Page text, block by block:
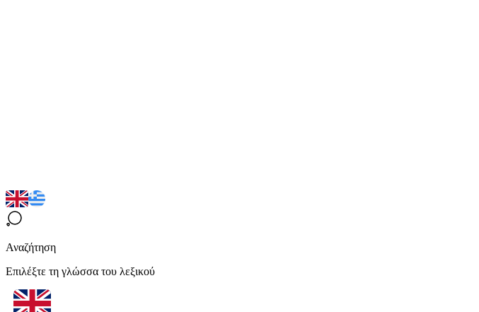
Αναζήτηση
Επιλέξτε τη γλώσσα του λεξικού